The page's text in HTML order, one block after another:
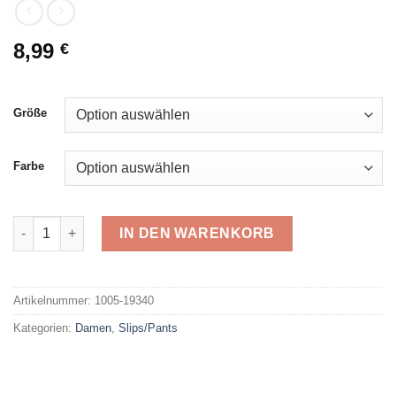
8,99 €
Größe
Farbe
Ysabel Mora Slip 19340 Menge
IN DEN WARENKORB
Artikelnummer: 1005-19340
Kategorien: Damen Slips/Pants